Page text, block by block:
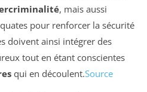
, mais aussi
pour renforcer la sécurité
doivent ainsi intégrer des
tout en étant conscientes
qui en découlent.Source